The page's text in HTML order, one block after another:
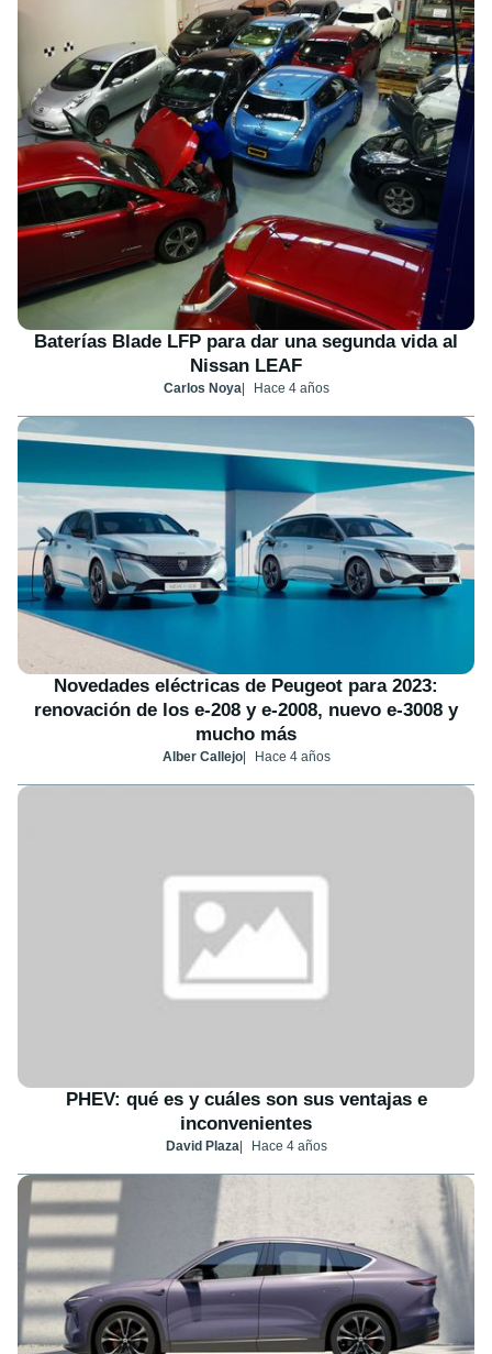
Baterías Blade LFP para dar una segunda vida al
Nissan LEAF
Carlos Noya Hace 4 años
Novedades eléctricas de Peugeot para 2023:
renovación de los e-208 y e-2008, nuevo e-3008 y
mucho más
Alber Callejo Hace 4 años
PHEV: qué es y cuáles son sus ventajas e
inconvenientes
David Plaza Hace 4 años